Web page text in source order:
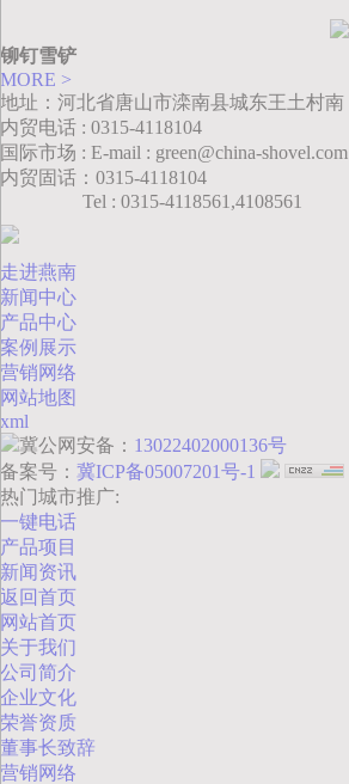
铆钉雪铲
MORE >
地址：河北省唐山市滦南县城东王土村南
内贸电话 : 0315-4118104
国际市场 : E-mail : green@china-shovel.com
内贸固话：0315-4118104
Tel : 0315-4118561,4108561
走进燕南
新闻中心
产品中心
案例展示
营销网络
网站地图
xml
冀公网安备： 13022402000136号
备案号： 冀ICP备05007201号-1
热门城市推广:
一键电话
产品项目
新闻资讯
返回首页
网站首页
关于我们
公司简介
企业文化
荣誉资质
董事长致辞
营销网络